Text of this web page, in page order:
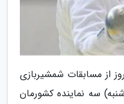
از مسابقات شمشیربازی
سه نماینده کشورمان